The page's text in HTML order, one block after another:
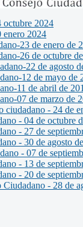
octubre 2024
enero 2024
23 de enero de
26 de octubre
22 de agosto
12 de mayo de
11 de abril de
07 de marzo de
ciudadano - 24 de
- 04 de octubre
- 27 de
- 30 de agosto
- 07 de
- 13 de
- 20 de
- 28 de